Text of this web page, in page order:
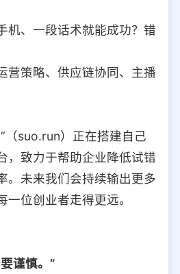
机、一段话术就能成功？错
营策略、供应链协同、主播
（suo.run）正在搭建自己
，致力于帮助企业降低试错
。未来我们会持续输出更多
一位创业者走得更远。
谨慎。”